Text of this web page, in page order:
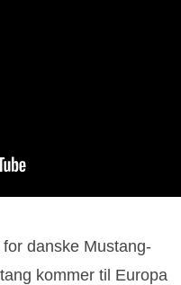
danske Mustang-
kommer til Europa